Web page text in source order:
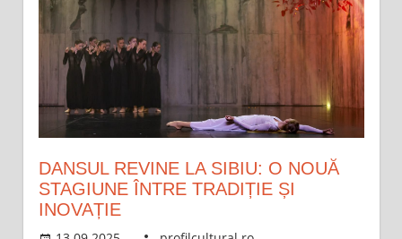
DANSUL REVINE LA SIBIU: O NOUĂ
STAGIUNE ÎNTRE TRADIȚIE ȘI
INOVAȚIE